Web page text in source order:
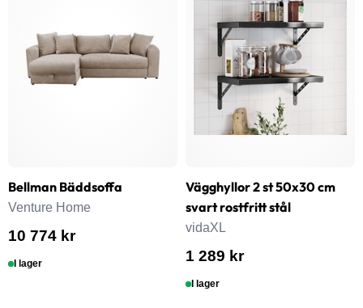
Bellman Bäddsoffa
Venture Home
10 774 kr
I lager
Vägghyllor 2 st 50x30 cm
svart rostfritt stål
vidaXL
1 289 kr
I lager